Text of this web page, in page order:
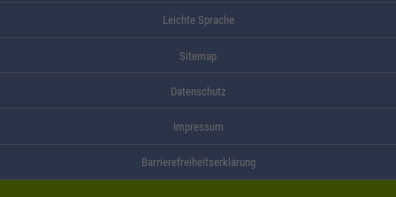
Leichte Sprache
Sitemap
Datenschutz
Impressum
Barrierefreiheitserklärung